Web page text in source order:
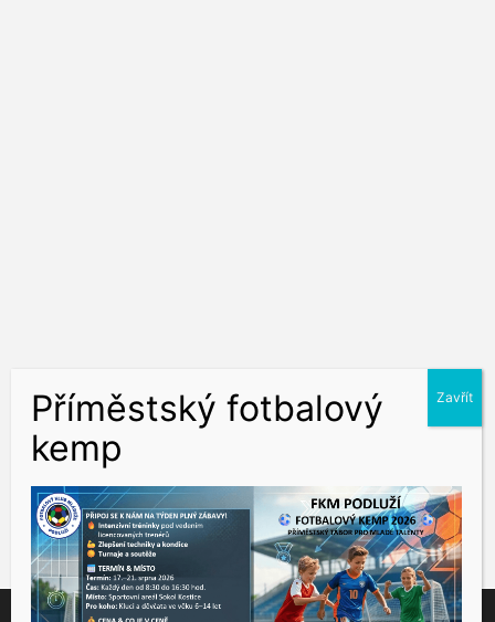
Tento web využívá soubory cookies ke správné funkčnosti a